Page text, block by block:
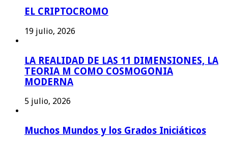
EL CRIPTOCROMO
19 julio, 2026
LA REALIDAD DE LAS 11 DIMENSIONES, LA
TEORIA M COMO COSMOGONIA
MODERNA
5 julio, 2026
Muchos Mundos y los Grados Iniciáticos